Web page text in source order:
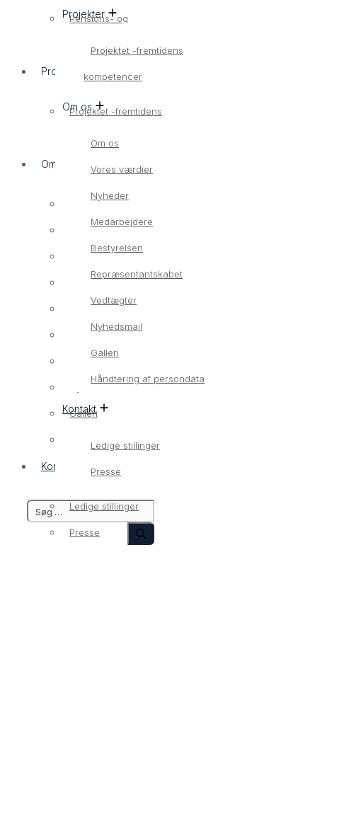
Projekter
Projektet -fremtidens
kompetencer
Om os
Om os
Vores værdier
Nyheder
Medarbejdere
Bestyrelsen
Repræsentantskabet
Vedtægter
Nyhedsmail
Galleri
Håndtering af persondata
Kontakt
Ledige stillinger
Presse
Pensions- og
Projekter
Projektet -fremtidens
Om os
Om os
Vores værdier
Nyheder
Medarbejdere
Bestyrelsen
Repræsentantskabet
Vedtægter
Nyhedsmail
Galleri
Kontakt
Ledige stillinger
Presse